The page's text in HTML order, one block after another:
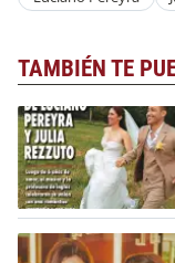
TAMBIÉN TE